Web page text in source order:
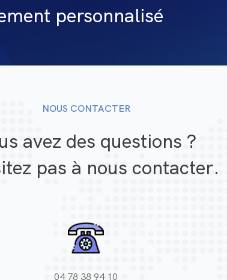
personnalisé
NOUS CONTACTER
avez des questions ?
pas à nous contacter.
04 78 38 94 10